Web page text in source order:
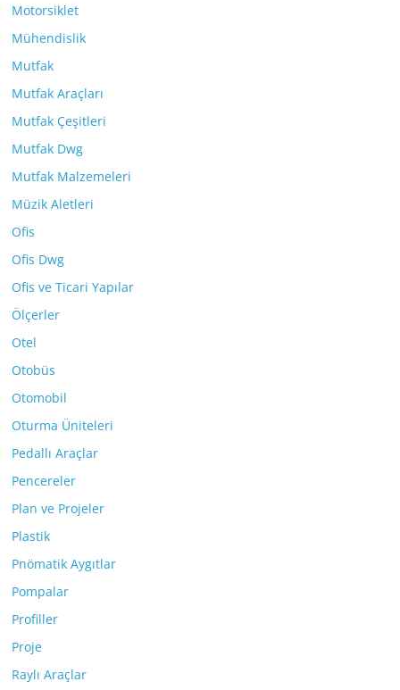
Motorsiklet
Mühendislik
Mutfak
Mutfak Araçları
Mutfak Çeşitleri
Mutfak Dwg
Mutfak Malzemeleri
Müzik Aletleri
Ofis
Ofis Dwg
Ofis ve Ticari Yapılar
Ölçerler
Otel
Otobüs
Otomobil
Oturma Üniteleri
Pedallı Araçlar
Pencereler
Plan ve Projeler
Plastik
Pnömatik Aygıtlar
Pompalar
Profiller
Proje
Raylı Araçlar